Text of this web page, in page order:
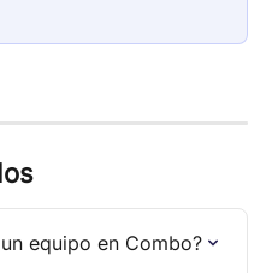
equipo en Combo?